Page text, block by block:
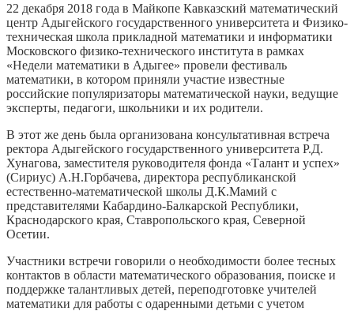
22 декабря 2018 года в Майкопе Кавказский математический
центр Адыгейского государственного университета и Физико-
техническая школа прикладной математики и информатики
Московского физико-технического института в рамках
«Недели математики в Адыгее» провели фестиваль
математики, в котором приняли участие известные
российские популяризаторы математической науки, ведущие
эксперты, педагоги, школьники и их родители.
В этот же день была организована консультативная встреча
ректора Адыгейского государственного университета Р.Д.
Хунагова, заместителя руководителя фонда «Талант и успех»
(Сириус) А.Н.Горбачева, директора республиканской
естественно-математической школы Д.К.Мамий с
представителями Кабардино-Балкарской Республики,
Краснодарского края, Ставропольского края, Северной
Осетии.
Участники встречи говорили о необходимости более тесных
контактов в области математического образования, поиске и
поддержке талантливых детей, переподготовке учителей
математики для работы с одаренными детьми с учетом